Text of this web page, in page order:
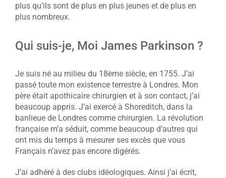
plus qu’ils sont de plus en plus jeunes et de plus en
plus nombreux.
Qui suis-je, Moi James Parkinson ?
Je suis né au milieu du 18ème siècle, en 1755. J’ai
passé toute mon existence terrestre à Londres. Mon
père était apothicaire chirurgien et à son contact, j’ai
beaucoup appris. J’ai exercé à Shoreditch, dans la
banlieue de Londres comme chirurgien. La révolution
française m’a séduit, comme beaucoup d’autres qui
ont mis du temps à mesurer ses excès que vous
Français n’avez pas encore digérés.
J’ai adhéré à des clubs idéologiques. Ainsi j’ai écrit,